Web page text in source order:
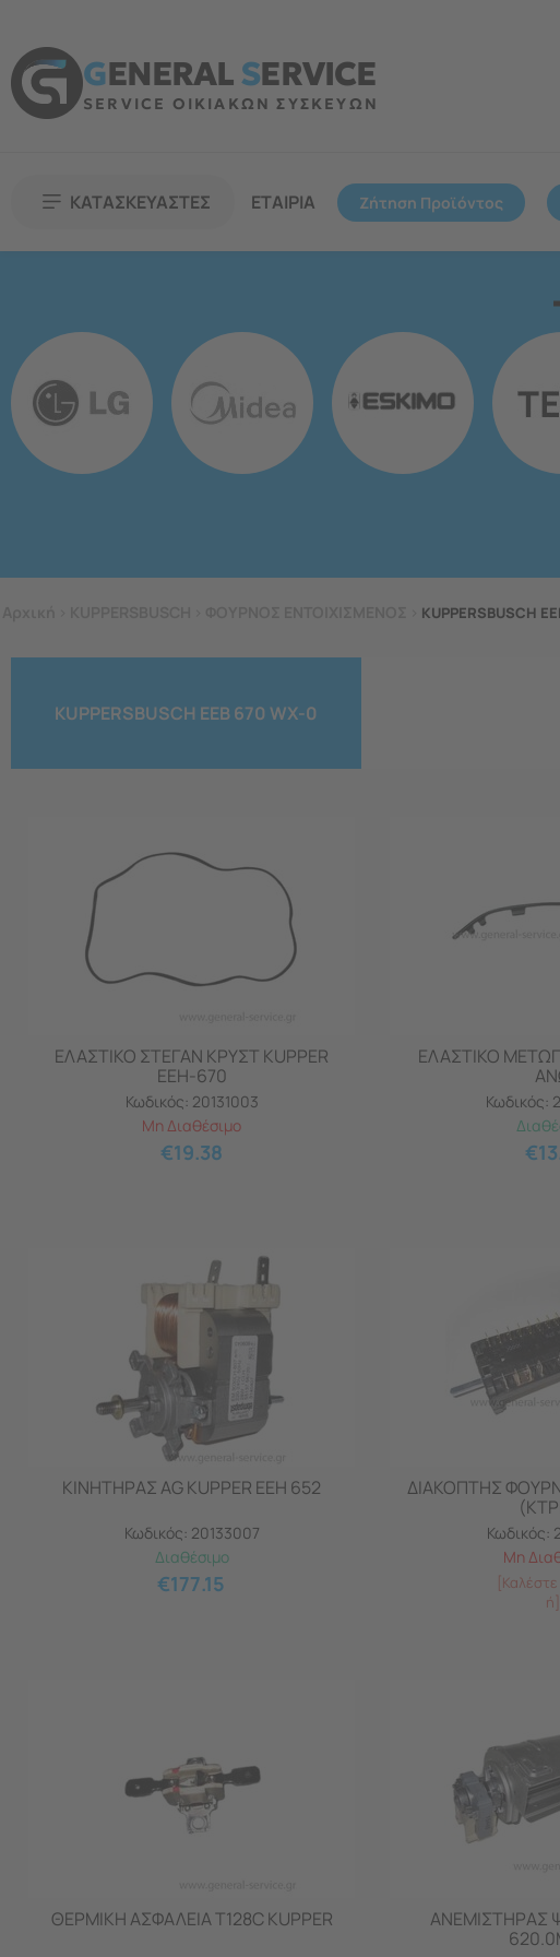
GENERALSERVICE
SERVICE ΟΙΚΙΑΚΩΝ ΣΥΣΚΕΥΩΝ
ΚΑΤΑΣΚΕΥΑΣΤΕΣ ΕΤΑΙΡΙΑ Ζήτηση Προϊόντος
KUPPERSBUSCH
KUPPERSBUSCH EEB 670 WX-0
ΕΛΑΣΤΙΚΟ ΣΤΕΓΑΝ ΚΡΥΣΤ KUPPER
EEH-670
Κωδικός: 20131003
Μη Διαθέσιμο
€19.38
ΕΛΑΣΤΙΚΟ
Κωδικός:
€
ΚΙΝΗΤΗΡΑΣ AG KUPPER EEH 652
Κωδικός: 20133007
Διαθέσιμο
€177.15
ΔΙΑΚΟΠΤΗΣ
Κωδικός:
Μη
ή]
ΘΕΡΜΙΚΗ ΑΣΦΑΛΕΙΑ Τ128C KUPPER
ΑΝΕΜΙΣΤΗΡΑΣ